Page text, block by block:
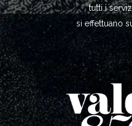
tutti i
si effettuano